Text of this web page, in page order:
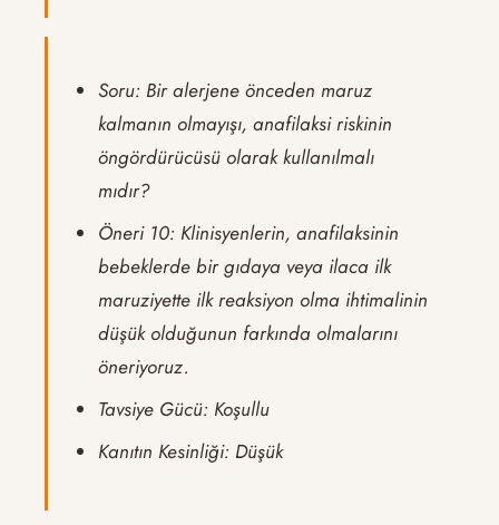
Soru: Bir alerjene önceden maruz
kalmanın olmayışı, anafilaksi riskinin
öngördürücüsü olarak kullanılmalı
mıdır?
Öneri 10: Klinisyenlerin, anafilaksinin
bebeklerde bir gıdaya veya ilaca ilk
maruziyette ilk reaksiyon olma ihtimalinin
düşük olduğunun farkında olmalarını
öneriyoruz.
Tavsiye Gücü: Koşullu
Kanıtın Kesinliği: Düşük